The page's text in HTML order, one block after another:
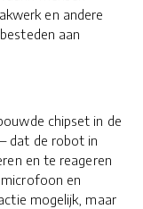
en andere
aan
chipset in de
dat de robot in
en te reageren
microfoon en
mogelijk, maar